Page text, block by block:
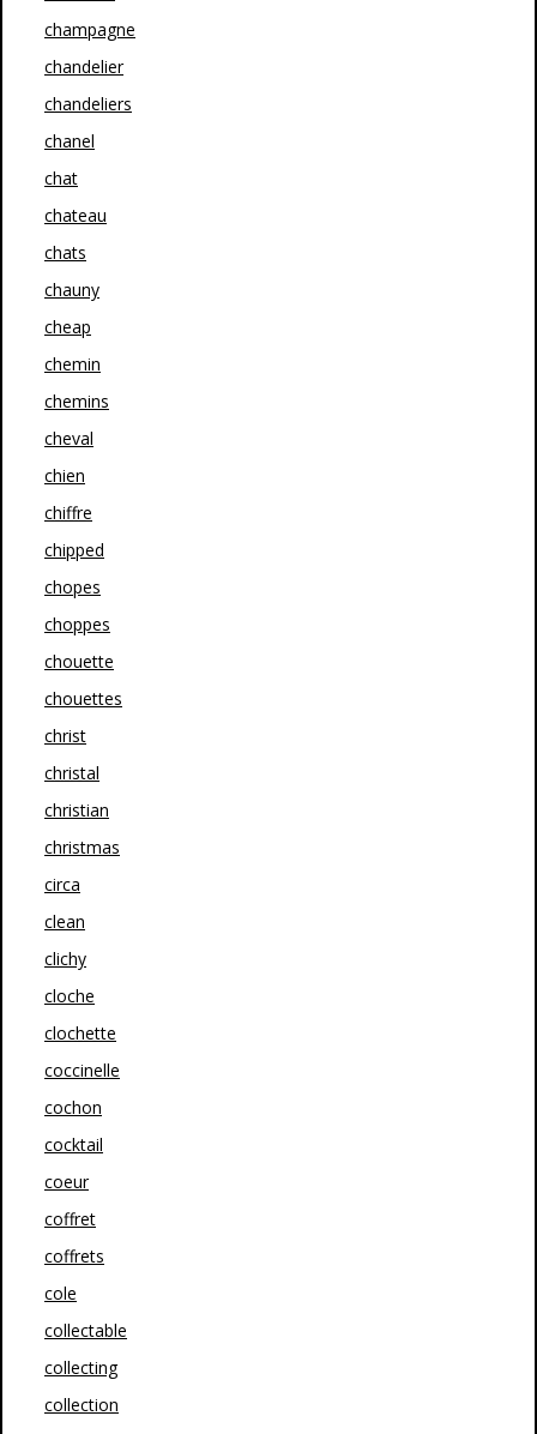
champagne
chandelier
chandeliers
chanel
chat
chateau
chats
chauny
cheap
chemin
chemins
cheval
chien
chiffre
chipped
chopes
choppes
chouette
chouettes
christ
christal
christian
christmas
circa
clean
clichy
cloche
clochette
coccinelle
cochon
cocktail
coeur
coffret
coffrets
cole
collectable
collecting
collection